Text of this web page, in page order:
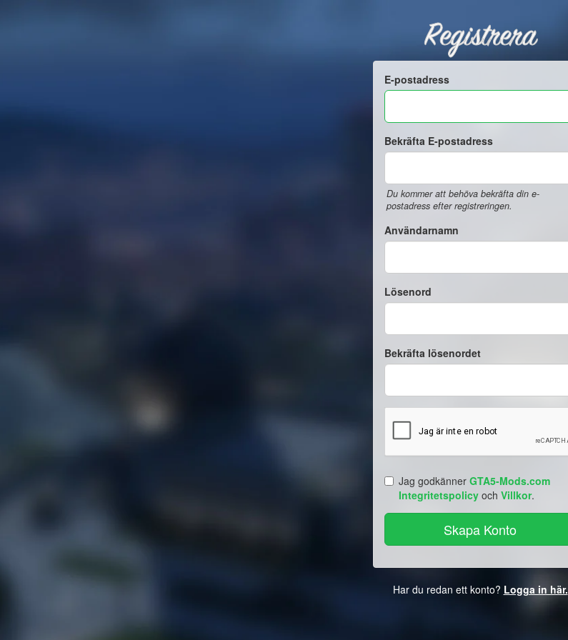
Registrera
E-postadress
Bekräfta E-postadress
Du kommer att behöva bekräfta din e-
postadress efter registreringen.
Användarnamn
Lösenord
Bekräfta lösenordet
Jag godkänner GTA5-Mods.com
Integritetspolicy och Villkor.
Har du redan ett konto? Logga in här.